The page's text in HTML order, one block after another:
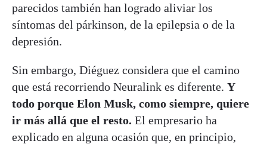
parecidos también han logrado aliviar los
síntomas del párkinson, de la epilepsia o de la
depresión.
Sin embargo, Diéguez considera que el camino
que está recorriendo Neuralink es diferente. Y
todo porque Elon Musk, como siempre, quiere
ir más allá que el resto. El empresario ha
explicado en alguna ocasión que, en principio,